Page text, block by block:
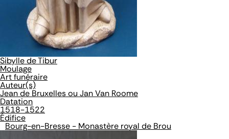
Sibylle de Tibur
Moulage
Art funéraire
Auteur(s)
Jean de Bruxelles ou Jan Van Roome
Datation
1518-1522
Édifice
Bourg-en-Bresse - Monastère royal de Brou